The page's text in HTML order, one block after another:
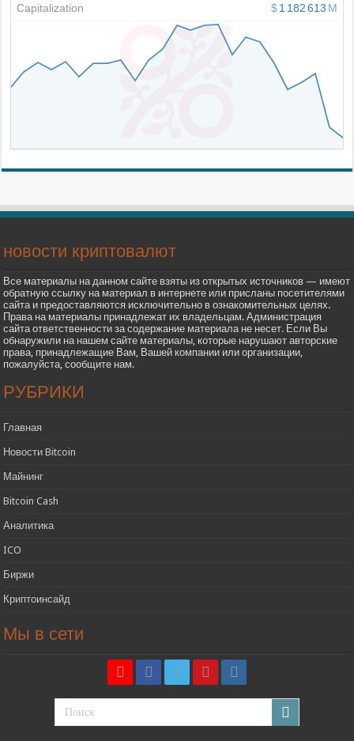
новости криптовалют
Все материалы на данном сайте взяты из открытых источников — имеют
обратную ссылку на материал в интернете или присланы посетителями
сайта и предоставляются исключительно в ознакомительных целях.
Права на материалы принадлежат их владельцам. Администрация
сайта ответственности за содержание материала не несет. Если Вы
обнаружили на нашем сайте материалы, которые нарушают авторские
права, принадлежащие Вам, Вашей компании или организации,
пожалуйста, сообщите нам.
РУБРИКИ
Главная
Новости Bitcoin
Майнинг
Bitcoin Cash
Аналитика
ICO
Биржи
Криптоинсайд
Мы в сети